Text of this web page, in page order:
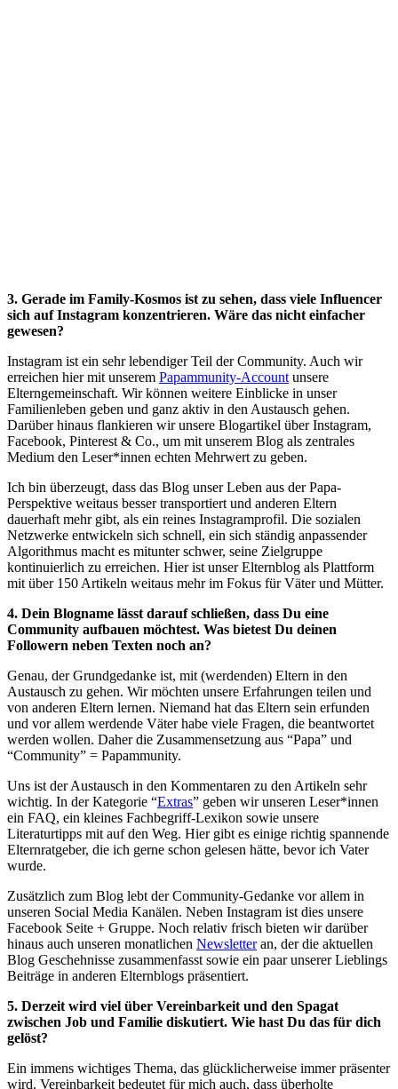
3. Gerade im Family-Kosmos ist zu sehen, dass viele Influencer
sich auf Instagram konzentrieren. Wäre das nicht einfacher
gewesen?
Instagram ist ein sehr lebendiger Teil der Community. Auch wir
erreichen hier mit unserem Papammunity-Accountunsere
Elterngemeinschaft. Wir können weitere Einblicke in unser
Familienleben geben und ganz aktiv in den Austausch gehen.
Darüber hinaus flankieren wir unsere Blogartikel über Instagram,
Facebook, Pinterest & Co., um mit unserem Blog als zentrales
Medium den Leser*innen echten Mehrwert zu geben.
Ich bin überzeugt, dass das Blog unser Leben aus der Papa-
Perspektive weitaus besser transportiert und anderen Eltern
dauerhaft mehr gibt, als ein reines Instagramprofil. Die sozialen
Netzwerke entwickeln sich schnell, ein sich ständig anpassender
Algorithmus macht es mitunter schwer, seine Zielgruppe
kontinuierlich zu erreichen. Hier ist unser Elternblog als Plattform
mit über 150 Artikeln weitaus mehr im Fokus für Väter und Mütter.
4. Dein Blogname lässt darauf schließen, dass Du eine
Community aufbauen möchtest. Was bietest Du deinen
Followern neben Texten noch an?
Genau, der Grundgedanke ist, mit (werdenden) Eltern in den
Austausch zu gehen. Wir möchten unsere Erfahrungen teilen und
von anderen Eltern lernen. Niemand hat das Eltern sein erfunden
und vor allem werdende Väter habe viele Fragen, die beantwortet
werden wollen. Daher die Zusammensetzung aus “Papa” und
“Community” = Papammunity.
Uns ist der Austausch in den Kommentaren zu den Artikeln sehr
wichtig. In der Kategorie “Extras” geben wir unseren Leser*innen
ein FAQ, ein kleines Fachbegriff-Lexikon sowie unsere
Literaturtipps mit auf den Weg. Hier gibt es einige richtig spannende
Elternratgeber, die ich gerne schon gelesen hätte, bevor ich Vater
wurde.
Zusätzlich zum Blog lebt der Community-Gedanke vor allem in
unseren Social Media Kanälen. Neben Instagram ist dies unsere
Facebook Seite + Gruppe. Noch relativ frisch bieten wir darüber
hinaus auch unseren monatlichen Newsletteran, der die aktuellen
Blog Geschehnisse zusammenfasst sowie ein paar unserer Lieblings
Beiträge in anderen Elternblogs präsentiert.
5. Derzeit wird viel über Vereinbarkeit und den Spagat
zwischen Job und Familie diskutiert. Wie hast Du das für dich
gelöst?
Ein immens wichtiges Thema, das glücklicherweise immer präsenter
wird. Vereinbarkeit bedeutet für mich auch, dass überholte